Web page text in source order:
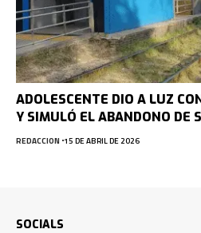
ADOLESCENTE DIO A LUZ
Y SIMULÓ EL ABANDONO DE
REDACCION 15 DE ABRIL DE 2026
SOCIALS